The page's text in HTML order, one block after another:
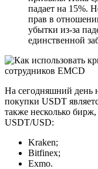
падает на 15%.
прав в
убытки из-за
единственной
На сегодняшний день
покупки USDT
также несколько
USDT/USD:
Kraken;
Bitfinex;
Exmo.